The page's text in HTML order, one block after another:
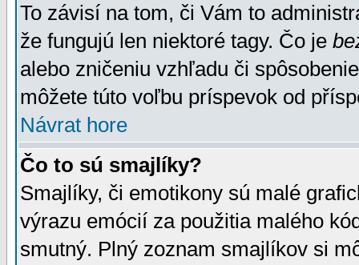
To závisí na tom, či Vám to
že fungujú len niektoré tagy. Čo je
alebo zničeniu vzhľadu či
môžete túto voľbu príspevok od
Návrat hore
Čo to sú smajlíky?
Smajlíky, či emotikony sú malé
výrazu emócií za použitia malého
smutný. Plný zoznam smajlíkov si